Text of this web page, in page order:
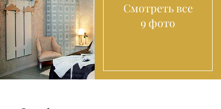
Смотреть все
9 фото